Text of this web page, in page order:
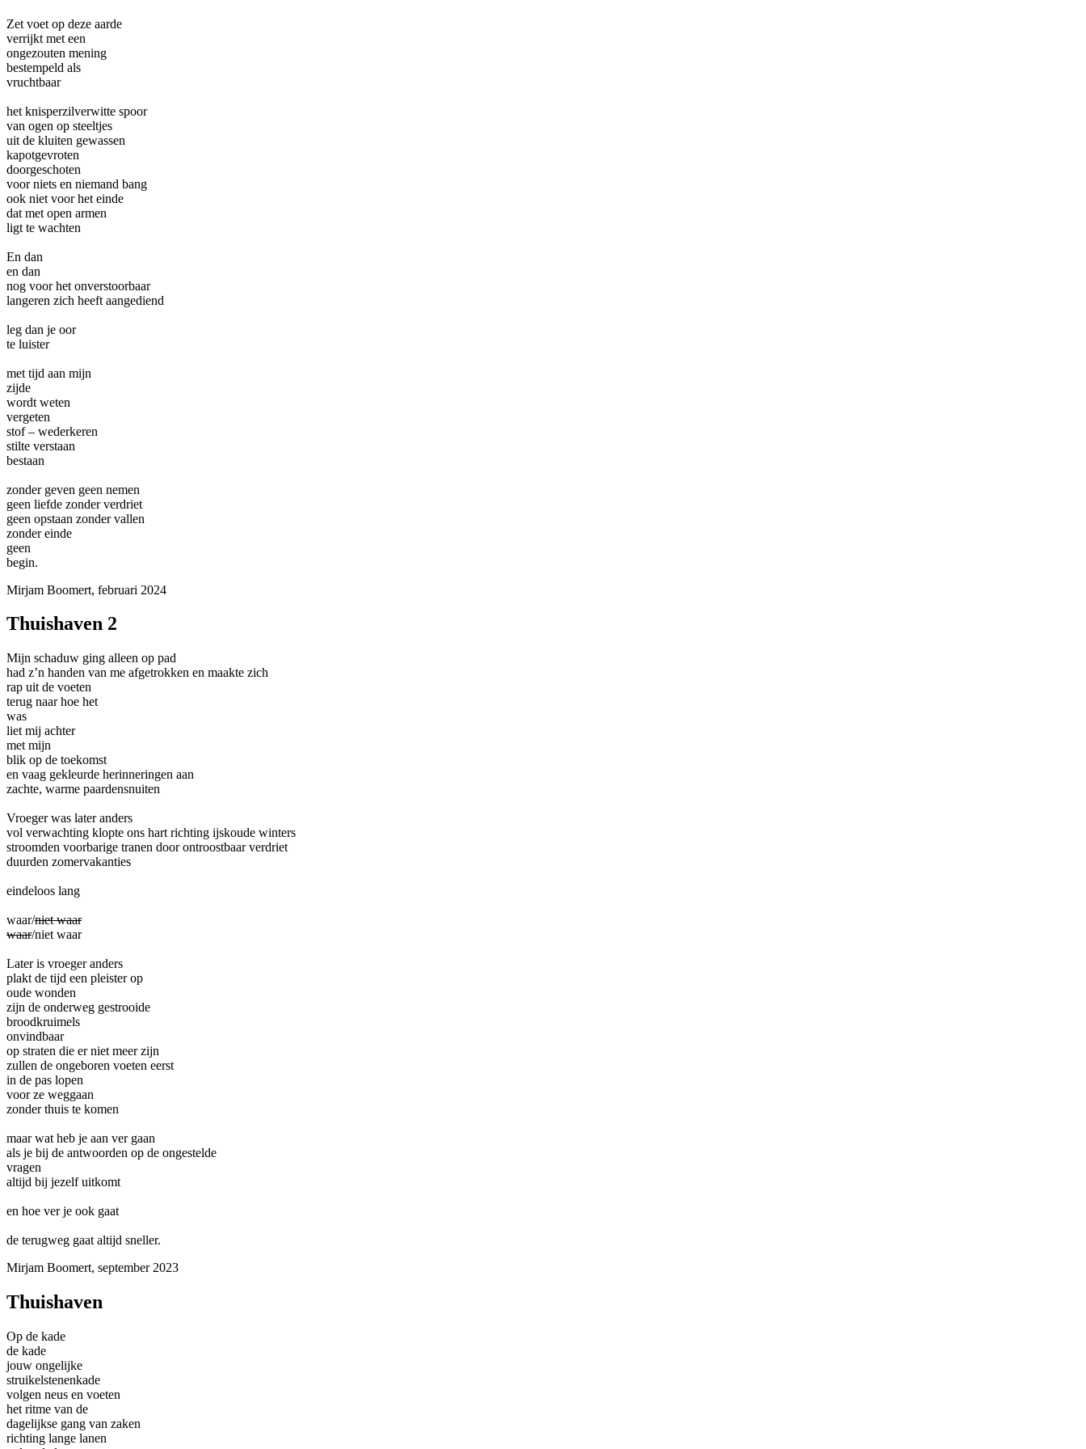
Zet voet op deze aarde
verrijkt met een
ongezouten mening
bestempeld als
vruchtbaar
het knisperzilverwitte spoor
van ogen op steeltjes
uit de kluiten gewassen
kapotgevroten
doorgeschoten
voor niets en niemand bang
ook niet voor het einde
dat met open armen
ligt te wachten
En dan
en dan
nog voor het onverstoorbaar
langeren zich heeft aangediend
leg dan je oor
te luister
met tijd aan mijn
zijde
wordt weten
vergeten
stof – wederkeren
stilte verstaan
bestaan
zonder geven geen nemen
geen liefde zonder verdriet
geen opstaan zonder vallen
zonder einde
geen
begin.
Mirjam Boomert, februari 2024
Thuishaven 2
Mijn schaduw ging alleen op pad
had z’n handen van me afgetrokken en maakte zich
rap uit de voeten
terug naar hoe het
was
liet mij achter
met mijn
blik op de toekomst
en vaag gekleurde herinneringen aan
zachte, warme paardensnuiten
Vroeger was later anders
vol verwachting klopte ons hart richting ijskoude winters
stroomden voorbarige tranen door ontroostbaar verdriet
duurden zomervakanties
eindeloos lang
waar/niet waar
waar/niet waar
Later is vroeger anders
plakt de tijd een pleister op
oude wonden
zijn de onderweg gestrooide
broodkruimels
onvindbaar
op straten die er niet meer zijn
zullen de ongeboren voeten eerst
in de pas lopen
voor ze weggaan
zonder thuis te komen
maar wat heb je aan ver gaan
als je bij de antwoorden op de ongestelde
vragen
altijd bij jezelf uitkomt
en hoe ver je ook gaat
de terugweg gaat altijd sneller.
Mirjam Boomert, september 2023
Thuishaven
Op de kade
de kade
jouw ongelijke
struikelstenenkade
volgen neus en voeten
het ritme van de
dagelijkse gang van zaken
richting lange lanen